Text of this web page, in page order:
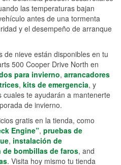
las temperaturas bajan
antes de una tormenta
y el desempeño de arranque
de nieve están disponibles en tu
500 Cooper Drive North en
para invierno, arrancadores
, kits de emergencia, y
cuales te ayudarán a mantenerte
de invierno.
gratis en la tienda, como
Engine”, pruebas de
, instalación de
de bombillas de faros, and
. Visita hoy mismo tu tienda